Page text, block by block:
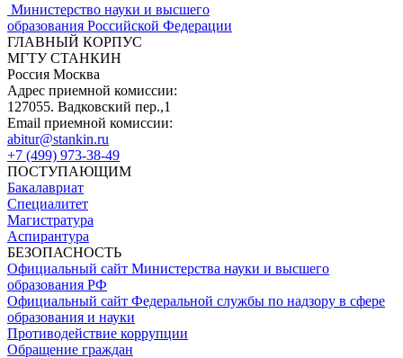
Министерство науки и высшего
образования Российской Федерации
ГЛАВНЫЙ КОРПУС
МГТУ СТАНКИН
Россия Москва
Адрес приемной комиссии:
127055. Вадковский пер.,1
Email приемной комиссии:
abitur@stankin.ru
+7 (499) 973-38-49
ПОСТУПАЮЩИМ
Бакалавриат
Специалитет
Магистратура
Аспирантура
БЕЗОПАСНОСТЬ
Официальный сайт Министерства науки и высшего
образования РФ
Официальный сайт Федеральной службы по надзору в сфере
образования и науки
Противодействие коррупции
Обращение граждан